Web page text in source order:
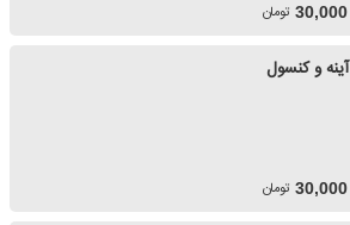
30,000 تومان
آینه و کنسول
30,000 تومان